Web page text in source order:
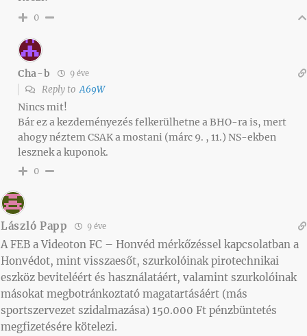
0
Cha-b 9 éve
Reply toA69W
Nincs mit!
Bár ez a kezdeményezés felkerülhetne a BHO-ra is, mert
ahogy néztem CSAK a mostani (márc 9. , 11.) NS-ekben
lesznek a kuponok.
0
László Papp 9 éve
A FEB a Videoton FC – Honvéd mérkőzéssel kapcsolatban a
Honvédot, mint visszaesőt, szurkolóinak pirotechnikai
eszköz beviteléért és használatáért, valamint szurkolóinak
másokat megbotránkoztató magatartásáért (más
sportszervezet szidalmazása) 150.000 Ft pénzbüntetés
megfizetésére kötelezi.